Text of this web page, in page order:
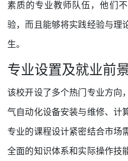
素质的专业教师队伍，他们
验，而且能够将实践经验与理
生。
专业设置及就业前
该校开设了多个热门专业方向
气自动化设备安装与维修、计
专业的课程设计紧密结合市场
全面的知识体系和实际操作技